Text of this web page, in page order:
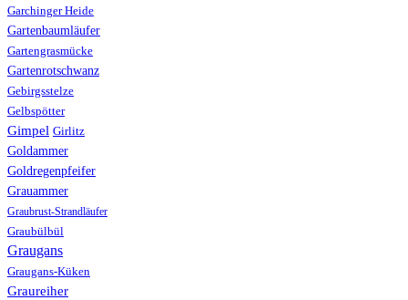
Garchinger Heide
Gartenbaumläufer
Gartengrasmücke
Gartenrotschwanz
Gebirgsstelze
Gelbspötter
Gimpel Girlitz
Goldammer
Goldregenpfeifer
Grauammer
Graubrust-Strandläufer
Graubülbül
Graugans
Graugans-Küken
Graureiher